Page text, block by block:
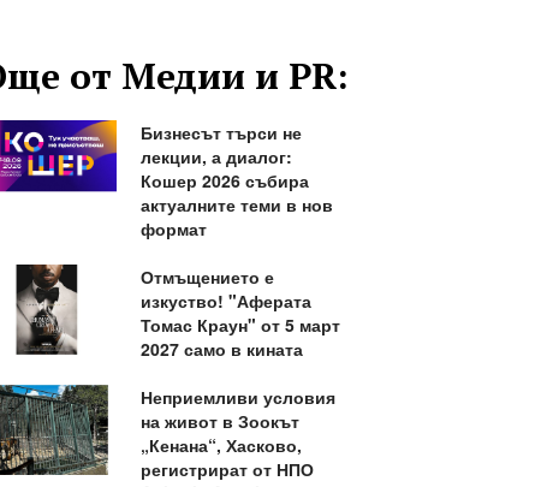
от Медии и PR:
Бизнесът търси не
лекции, а диалог:
Кошер 2026 събира
актуалните теми в нов
формат
Отмъщението е
изкуство! "Аферата
Томас Краун" от 5 март
2027 само в кината
Неприемливи условия
на живот в Зоокът
„Кенана“, Хасково,
регистрират от НПО